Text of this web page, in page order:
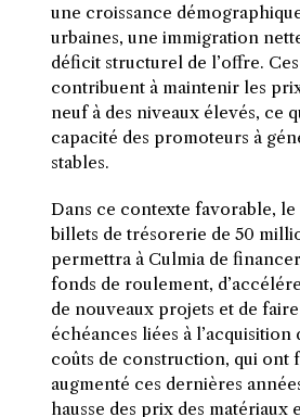
une croissance
urbaines, une immigration
déficit structurel de l’offre.
contribuent à maintenir les
neuf à des niveaux élevés, ce
capacité des promoteurs à
stables.
Dans ce contexte favorable,
billets de trésorerie de 50
permettra à Culmia de
fonds de roulement,
de nouveaux projets et de
échéances liées à l’acquisition
coûts de construction, qui ont
augmenté ces dernières
hausse des prix des matériaux